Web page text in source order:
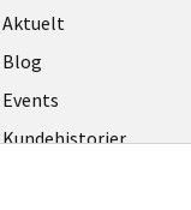
Useful
links
DENMARK
Aktuelt
Blog
Events
Kundehistorier